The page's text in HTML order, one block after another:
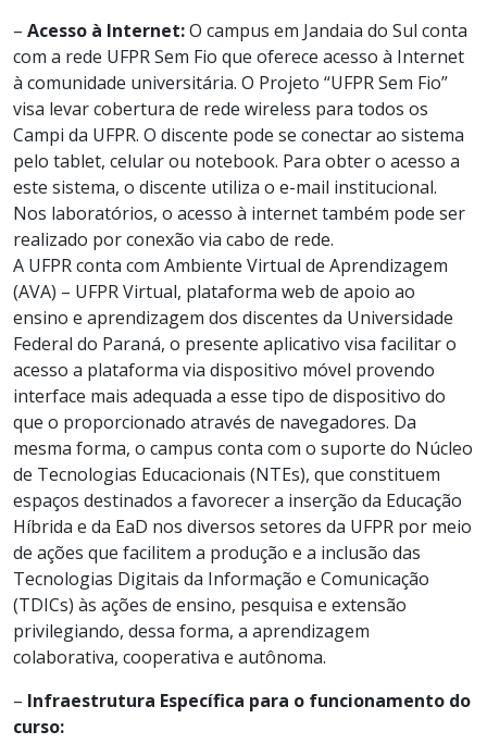
– Acesso à Internet:O campus em Jandaia do Sul conta
com a rede UFPR Sem Fio que oferece acesso à Internet
à comunidade universitária. O Projeto “UFPR Sem Fio”
visa levar cobertura de rede wireless para todos os
Campi da UFPR. O discente pode se conectar ao sistema
pelo tablet, celular ou notebook. Para obter o acesso a
este sistema, o discente utiliza o e-mail institucional.
Nos laboratórios, o acesso à internet também pode ser
realizado por conexão via cabo de rede.
A UFPR conta com Ambiente Virtual de Aprendizagem
(AVA) – UFPR Virtual, plataforma web de apoio ao
ensino e aprendizagem dos discentes da Universidade
Federal do Paraná, o presente aplicativo visa facilitar o
acesso a plataforma via dispositivo móvel provendo
interface mais adequada a esse tipo de dispositivo do
que o proporcionado através de navegadores. Da
mesma forma, o campus conta com o suporte do Núcleo
de Tecnologias Educacionais (NTEs), que constituem
espaços destinados a favorecer a inserção da Educação
Híbrida e da EaD nos diversos setores da UFPR por meio
de ações que facilitem a produção e a inclusão das
Tecnologias Digitais da Informação e Comunicação
(TDICs) às ações de ensino, pesquisa e extensão
privilegiando, dessa forma, a aprendizagem
colaborativa, cooperativa e autônoma.
– Infraestrutura Específica para o funcionamento do
curso: